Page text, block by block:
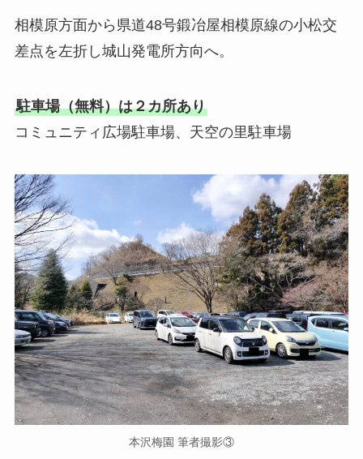
相模原方面から県道48号鍛冶屋相模原線の小松交
差点を左折し城山発電所方向へ。
駐車場（無料）は２カ所あり
コミュニティ広場駐車場、天空の里駐車場
本沢梅園 筆者撮影③